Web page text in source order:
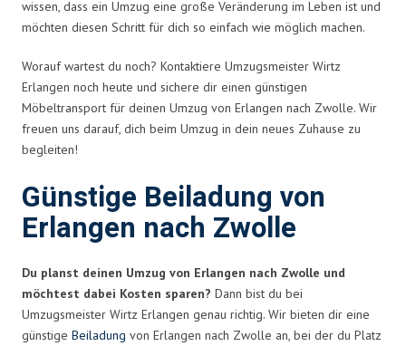
wissen, dass ein Umzug eine große Veränderung im Leben ist und
möchten diesen Schritt für dich so einfach wie möglich machen.
Worauf wartest du noch? Kontaktiere Umzugsmeister Wirtz
Erlangen noch heute und sichere dir einen günstigen
Möbeltransport für deinen Umzug von Erlangen nach Zwolle. Wir
freuen uns darauf, dich beim Umzug in dein neues Zuhause zu
begleiten!
Günstige Beiladung von
Erlangen nach Zwolle
Du planst deinen Umzug von Erlangen nach Zwolle und
möchtest dabei Kosten sparen? Dann bist du bei
Umzugsmeister Wirtz Erlangen genau richtig. Wir bieten dir eine
günstige Beiladung von Erlangen nach Zwolle an, bei der du Platz